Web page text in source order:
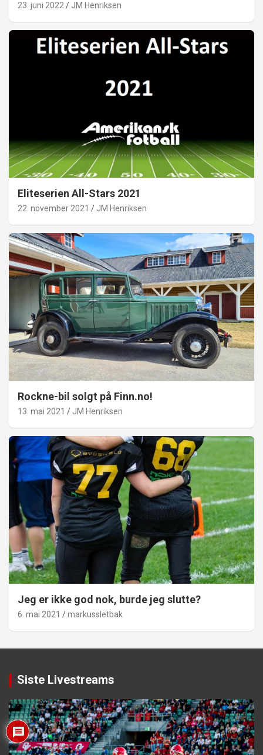
23. juni 2022 JM Henriksen
Eliteserien All-Stars 2021
22. november 2021 JM Henriksen
Rockne-bil solgt på Finn.no!
13. mai 2021 JM Henriksen
Jeg er ikke god nok, burde jeg slutte?
6. mai 2021 markussletbak
Siste Livestreams